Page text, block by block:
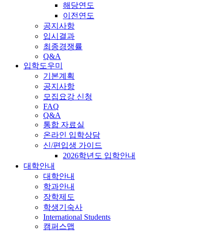
해당연도
이전연도
공지사항
입시결과
최종경쟁률
Q&A
입학도우미
기본계획
공지사항
모집요강 신청
FAQ
Q&A
통합 자료실
온라인 입학상담
신/편입생 가이드
2026학년도 입학안내
대학안내
대학안내
학과안내
장학제도
학생기숙사
International Students
캠퍼스맵